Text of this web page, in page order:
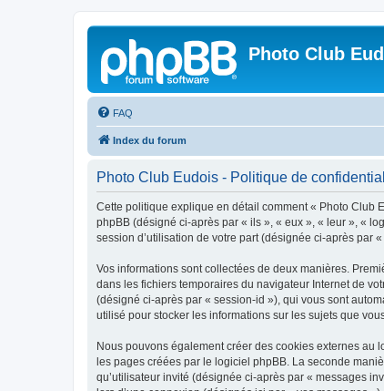
Photo Club
FAQ
Index du forum
Photo Club Eudois - Politique de
Cette politique explique en détail comment « Photo Club
phpBB (désigné ci-après par « ils », « eux », « leur », «
session d’utilisation de votre part (désignée ci-après par
Vos informations sont collectées de deux manières.
dans les fichiers temporaires du navigateur Internet de
(désigné ci-après par « session-id »), qui vous sont
utilisé pour stocker les informations sur les sujets que
Nous pouvons également créer des cookies externes
les pages créées par le logiciel phpBB. La seconde
qu’utilisateur invité (désignée ci-après par « messages